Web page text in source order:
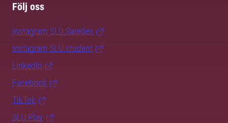
Följ oss
Instagram SLU.Sweden
Instagram SLU.student
LinkedIn
Facebook
TikTok
SLU Play